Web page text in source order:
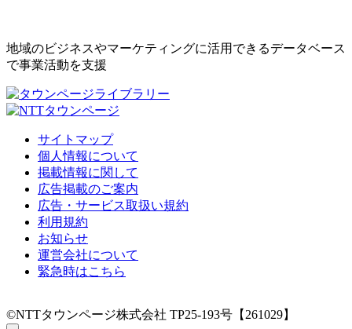
地域のビジネスやマーケティングに活用できるデータベース
で事業活動を支援
サイトマップ
個人情報について
掲載情報に関して
広告掲載のご案内
広告・サービス取扱い規約
利用規約
お知らせ
運営会社について
緊急時はこちら
©NTTタウンページ株式会社 TP25-193号【261029】